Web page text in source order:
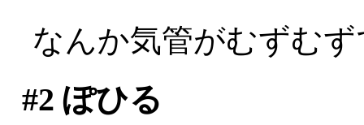
なんか気管がむずむ
#2 ぽひる